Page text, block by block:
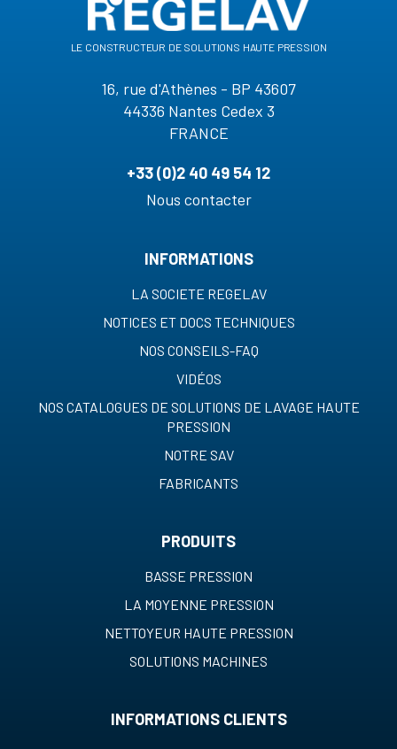
le constructeur de solutions haute pression
16, rue d'Athènes - BP 43607
44336 Nantes Cedex 3
FRANCE
+33 (0)2 40 49 54 12
Nous contacter
INFORMATIONS
LA SOCIETE REGELAV
NOTICES ET DOCS TECHNIQUES
NOS CONSEILS-FAQ
VIDÉOS
NOS CATALOGUES DE SOLUTIONS DE LAVAGE HAUTE
PRESSION
NOTRE SAV
FABRICANTS
PRODUITS
BASSE PRESSION
LA MOYENNE PRESSION
NETTOYEUR HAUTE PRESSION
SOLUTIONS MACHINES
INFORMATIONS CLIENTS